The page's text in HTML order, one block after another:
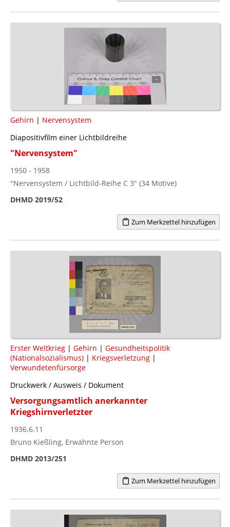
Gehirn | Nervensystem
Diapositivfilm einer Lichtbildreihe
"Nervensystem"
1950 - 1958
"Nervensystem / Lichtbild-Reihe C 3" (34 Motive)
DHMD 2019/52
Zum Merkzettel hinzufügen
Erster Weltkrieg | Gehirn | Gesundheitspolitik
(Nationalsozialismus) | Kriegsverletzung |
Verwundetenfürsorge
Druckwerk / Ausweis / Dokument
Versorgungsamtlich anerkannter
Kriegshirnverletzter
1936.6.11
Bruno Kießling, Erwähnte Person
DHMD 2013/251
Zum Merkzettel hinzufügen